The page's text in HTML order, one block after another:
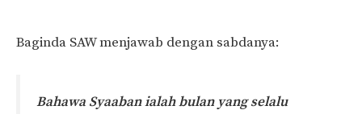
Baginda SAW menjawab dengan sabdanya:
Bahawa Syaaban ialah bulan yang selalu